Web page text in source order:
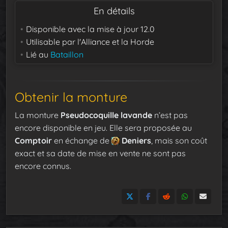
En détails
Disponible avec la mise à jour 12.0
Utilisable par l'Alliance et la Horde
Lié au Bataillon
Obtenir la monture
La monture Pseudocoquille lavande n’est pas
encore disponible en jeu. Elle sera proposée au
Comptoir en échange de Deniers , mais son coût
exact et sa date de mise en vente ne sont pas
encore connus.